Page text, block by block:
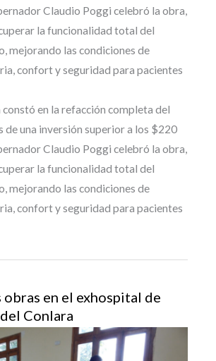
Claudio Poggi celebró la obra,
la funcionalidad total del
mejorando las condiciones de
confort y seguridad para pacientes
en la refacción completa del
de una inversión superior a los $220
Claudio Poggi celebró la obra,
la funcionalidad total del
mejorando las condiciones de
confort y seguridad para pacientes
obras en el exhospital de
Conlara